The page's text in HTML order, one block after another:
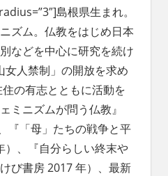
島根県生まれ。
ズム。仏教をはじめ日本
などを中心に研究を続け
女人禁制」の開放を求め
の有志とともに活動を
ミニズムが問う仏教』
『「母」たちの戦争と平
）、『自分らしい終末や
び書房 2017 年）、最新